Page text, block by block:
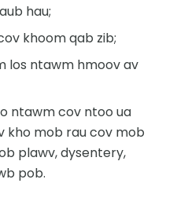
hau;
khoom qab zib;
los ntawm hmoov av
ntawm cov ntoo ua
kho mob rau cov mob
plawv, dysentery,
pob.